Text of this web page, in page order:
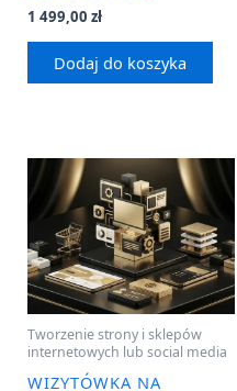
1 499,00 zł
Dodaj do koszyka
Tworzenie strony i sklepów
internetowych lub social media
WIZYTÓWKA NA